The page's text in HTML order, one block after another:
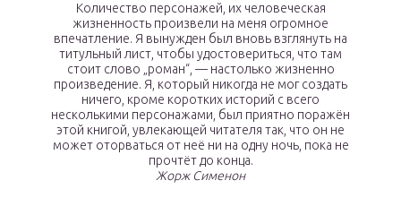
Количество персонажей, их человеческая
жизненность произвели на меня огромное
впечатление. Я вынужден был вновь взглянуть на
титульный лист, чтобы удостовериться, что там
стоит слово „роман“, — настолько жизненно
произведение. Я, который никогда не мог создать
ничего, кроме коротких историй с всего
несколькими персонажами, был приятно поражён
этой книгой, увлекающей читателя так, что он не
может оторваться от неё ни на одну ночь, пока не
прочтёт до конца.
Жорж Сименон